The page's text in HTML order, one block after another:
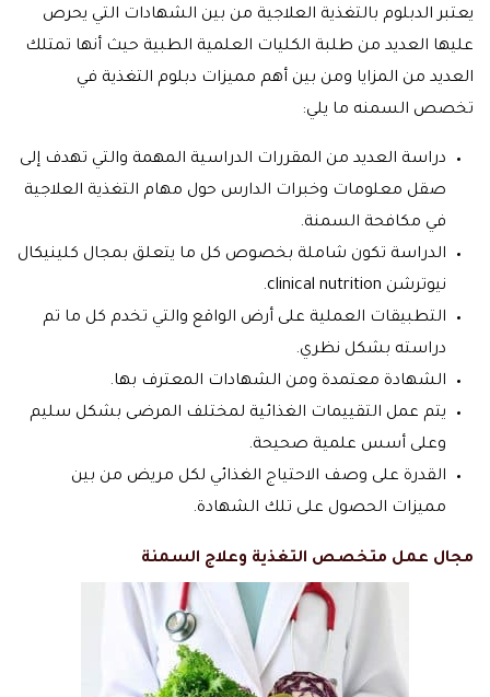
يعتبر الدبلوم بالتغذية العلاجية من بين الشهادات التي يحرص
عليها العديد من طلبة الكليات العلمية الطبية حيث أنها تمتلك
العديد من المزايا ومن بين أهم مميزات دبلوم التغذية في
تخصص السمنه ما يلي:
دراسة العديد من المقررات الدراسية المهمة والتي تهدف إلى
صقل معلومات وخبرات الدارس حول مهام التغذية العلاجية
في مكافحة السمنة.
الدراسة تكون شاملة بخصوص كل ما يتعلق بمجال كلينيكال
نيوترشن clinical nutrition.
التطبيقات العملية على أرض الواقع والتي تخدم كل ما تم
دراسته بشكل نظري.
الشهادة معتمدة ومن الشهادات المعترف بها.
يتم عمل التقييمات الغذائية لمختلف المرضى بشكل سليم
وعلى أسس علمية صحيحة.
القدرة على وصف الاحتياج الغذائي لكل مريض من بين
مميزات الحصول على تلك الشهادة.
مجال عمل متخصص التغذية وعلاج السمنة